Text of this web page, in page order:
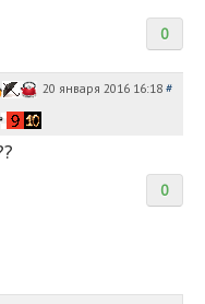
0
20 января 2016 16:18 #
0